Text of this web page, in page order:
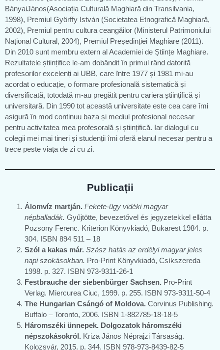
BányaiJános(Asociația Culturală Maghiară din Transilvania,
1998), Premiul Györffy István (Societatea Etnografică Maghiară,
2002), Premiul pentru cultura ceangăilor (Ministerul Patrimoniului
Național Cultural, 2004), Premiul Președinției Maghiare (2011).
Din 2010 sunt membru extern al Academiei de Științe Maghiare.
Rezultatele științifice le-am dobândit în primul rând datorită
profesorilor excelenți ai UBB, care între 1977 și 1981 mi-au
acordat o educație, o formare profesională sistematică și
diversificată, totodată m-au pregătit pentru cariera științifică și
universitară. Din 1990 tot această universitate este cea care îmi
asigură în mod continuu baza și mediul profesional necesar
pentru activitatea mea profesorală și științifică. Iar dialogul cu
colegii mei mai tineri și studenții îmi oferă elanul necesar pentru a
trece peste viața de zi cu zi.
Publicații
Álomvíz martján. Fekete-ügy vidéki magyar
népballadák. Gyűjtötte, bevezetővel és jegyzetekkel ellátta
Pozsony Ferenc. Kriterion Könyvkiadó, Bukarest 1984. p.
304. ISBN 894 511 – 18
Szól a kakas már. Szász hatás az erdélyi magyar jeles
napi szokásokban. Pro-Print Könyvkiadó, Csíkszereda
1998. p. 327. ISBN 973-9311-26-1
Festbrauche der siebenbürger Sachsen. Pro-Print
Verlag. Miercurea Ciuc, 1999. p. 255. ISBN 973-9311-50-4
The Hungarian Csángó of Moldova. Corvinus Publishing.
Buffalo – Toronto, 2006. ISBN 1-882785-18-18-5
Háromszéki ünnepek. Dolgozatok háromszéki
népszokásokról. Kriza János Néprajzi Társaság.
Kolozsvár, 2015. p. 344. ISBN 978-973-8439-82-5